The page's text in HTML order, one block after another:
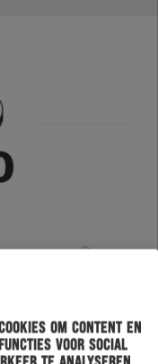
om content en
voor social